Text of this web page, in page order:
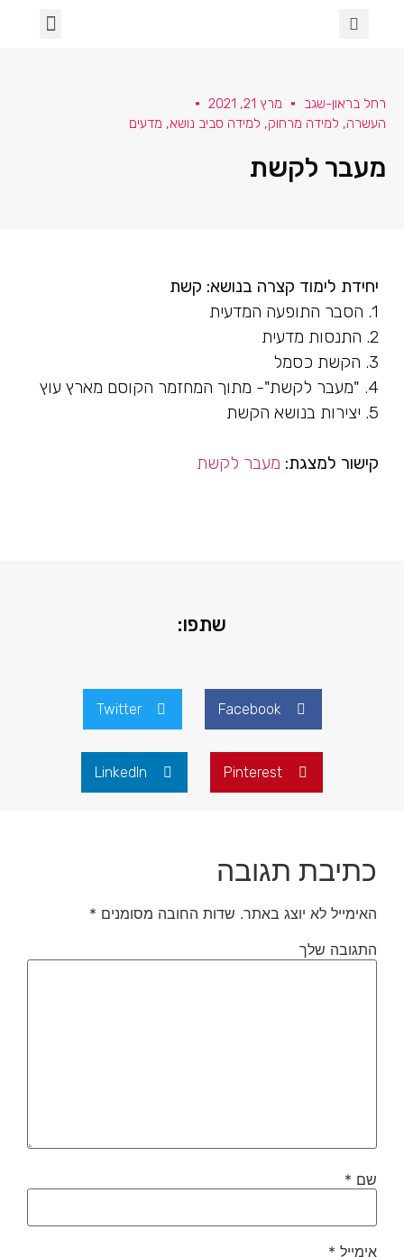
רחל בראון-שגב
מרץ 21, 2021
העשרה, למידה מרחוק, למידה סביב נושא, מדעים
מעבר לקשת
יחידת לימוד קצרה בנושא: קשת
1. הסבר התופעה המדעית
2. התנסות מדעית
3. הקשת כסמל
4. "מעבר לקשת"- מתוך המחזמר הקוסם מארץ עוץ
5. יצירות בנושא הקשת
קישור למצגת: מעבר לקשת
שתפו:
Facebook
Twitter
Pinterest
LinkedIn
כתיבת תגובה
האימייל לא יוצג באתר. שדות החובה מסומנים *
התגובה שלך
שם *
אימייל *